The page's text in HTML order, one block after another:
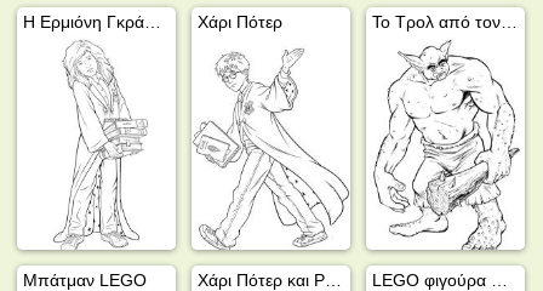
Χάρι Πότερ
Μπάτμαν LEGO